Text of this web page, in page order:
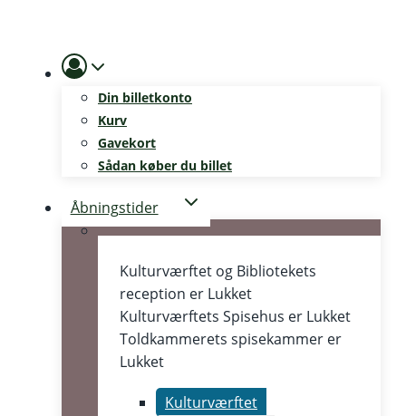
Din billetkonto
Kurv
Gavekort
Sådan køber du billet
Åbningstider
Kulturværftet og Bibliotekets
reception er Lukket
Kulturværftets Spisehus er Lukket
Toldkammerets spisekammer er
Lukket
Kulturværftet